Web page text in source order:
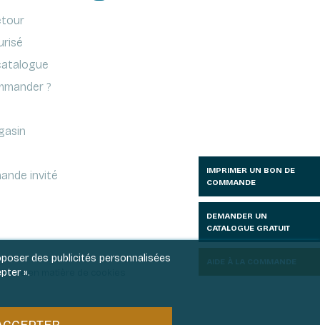
?
invité
des publicités personnalisées
».en matière de cookies
IMPRIMER UN BON DE
COMMANDE
DEMANDER UN
CATALOGUE GRATUIT